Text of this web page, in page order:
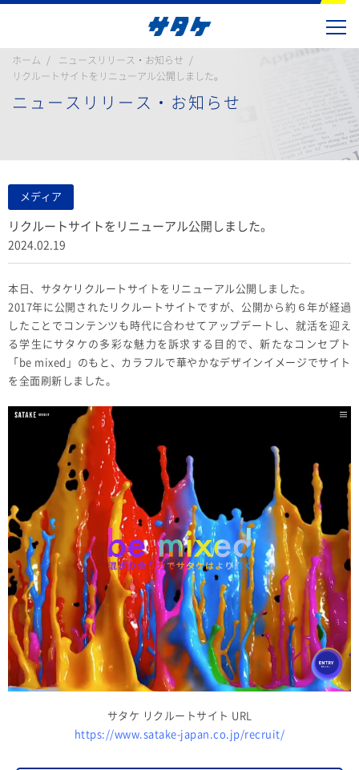
ホーム
ニュースリリース・お知らせ
リクルートサイトをリニューアル公開しました。
ニュースリリース・お知らせ
メディア
リクルートサイトをリニューアル公開しました。
2024.02.19
本日、サタケリクルートサイトをリニューアル公開しました。
2017年に公開されたリクルートサイトですが、公開から約６年が経過
したことでコンテンツも時代に合わせてアップデートし、就活を迎え
る学生にサタケの多彩な魅力を訴求する目的で、新たなコンセプト
「be mixed」のもと、カラフルで華やかなデザインイメージでサイト
を全面刷新しました。
サタケ リクルートサイト URL
https://www.satake-japan.co.jp/recruit/